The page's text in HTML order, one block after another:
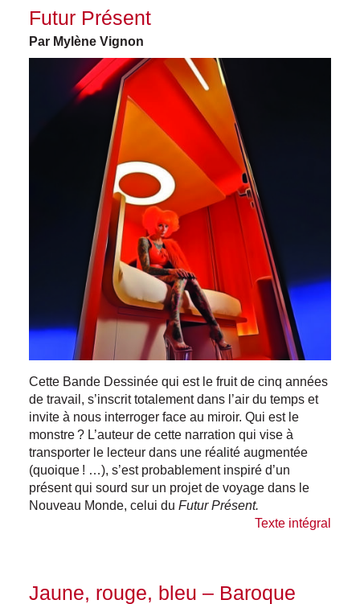
Futur Présent
Par Mylène Vignon
Cette Bande Dessinée qui est le fruit de cinq années
de travail, s’inscrit totalement dans l’air du temps et
invite à nous interroger face au miroir. Qui est le
monstre ? L’auteur de cette narration qui vise à
transporter le lecteur dans une réalité augmentée
(quoique ! …), s’est probablement inspiré d’un
présent qui sourd sur un projet de voyage dans le
Nouveau Monde, celui du Futur Présent.
Texte intégral
Jaune, rouge, bleu – Baroque